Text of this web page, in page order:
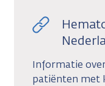
Informatie
patiënten met